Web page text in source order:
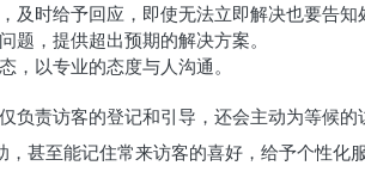
及时给予回应，即使无法立即解决也要告知
题，提供超出预期的解决方案。
，以专业的态度与人沟通。
负责访客的登记和引导，还会主动为等候的
甚至能记住常来访客的喜好，给予个性化服